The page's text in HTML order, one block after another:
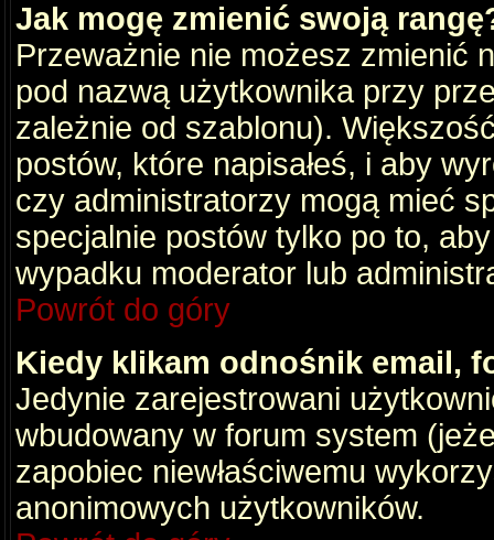
Jak mogę zmienić swoją
Przeważnie nie możesz zmienić
pod nazwą użytkownika przy
zależnie od szablonu).
postów, które napisałeś, i aby
czy administratorzy mogą mieć
specjalnie postów tylko po to,
wypadku moderator lub
Powrót do góry
Kiedy klikam odnośnik email,
Jedynie zarejestrowani
wbudowany w forum system
zapobiec niewłaściwemu
anonimowych użytkowników.